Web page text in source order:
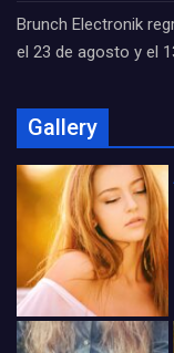
Brunch Electronik
el 23 de agosto y el
Gallery